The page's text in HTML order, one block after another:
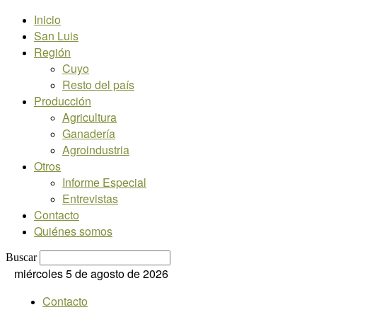
Inicio
San Luis
Región
Cuyo
Resto del país
Producción
Agricultura
Ganadería
Agroindustria
Otros
Informe Especial
Entrevistas
Contacto
Quiénes somos
Buscar
miércoles 5 de agosto de 2026
Contacto